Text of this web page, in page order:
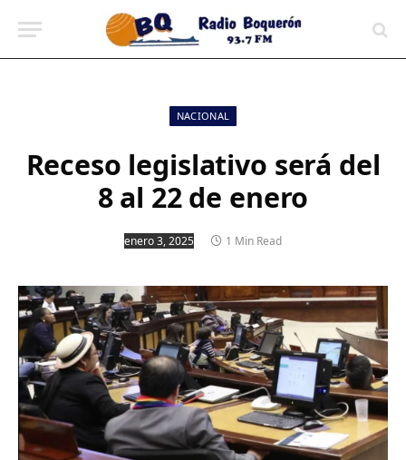
NACIONAL
Receso legislativo será del
8 al 22 de enero
enero 3, 2025 1 Min Read